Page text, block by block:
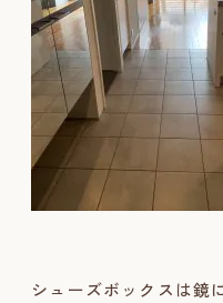
シューズボックスは鏡